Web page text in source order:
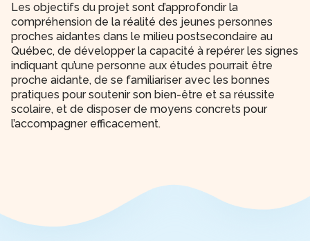
Les objectifs du projet sont d’approfondir la
compréhension de la réalité des jeunes personnes
proches aidantes dans le milieu postsecondaire au
Québec, de développer la capacité à repérer les signes
indiquant qu’une personne aux études pourrait être
proche aidante, de se familiariser avec les bonnes
pratiques pour soutenir son bien-être et sa réussite
scolaire, et de disposer de moyens concrets pour
l’accompagner efficacement.